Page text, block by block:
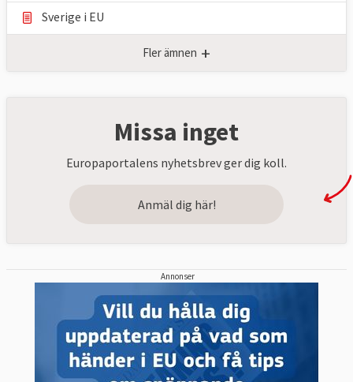
Sverige i EU
Fler ämnen +
Missa inget
Europaportalens nyhetsbrev ger dig koll.
Anmäl dig här!
Annonser